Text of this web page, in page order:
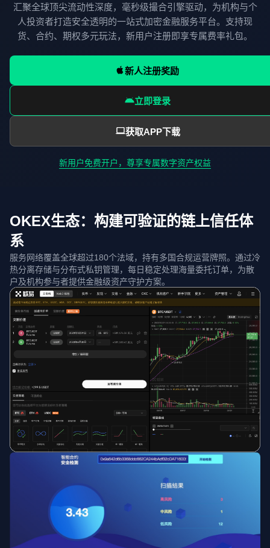
汇聚全球顶尖流动性深度，毫秒级撮合引擎驱动，为机构与个
人投资者打造安全透明的一站式加密金融服务平台。支持现
货、合约、期权多元玩法，新用户注册即享专属费率礼包。
新人注册奖励
立即登录
获取APP下载
新用户免费开户，尊享专属数字资产权益
OKEX生态：构建可验证的链上信任体
系
服务网络覆盖全球超过180个法域，持有多国合规运营牌照。通过冷
热分离存储与分布式私钥管理，每日稳定处理海量委托订单，为散
户及机构参与者提供金融级资产守护方案。